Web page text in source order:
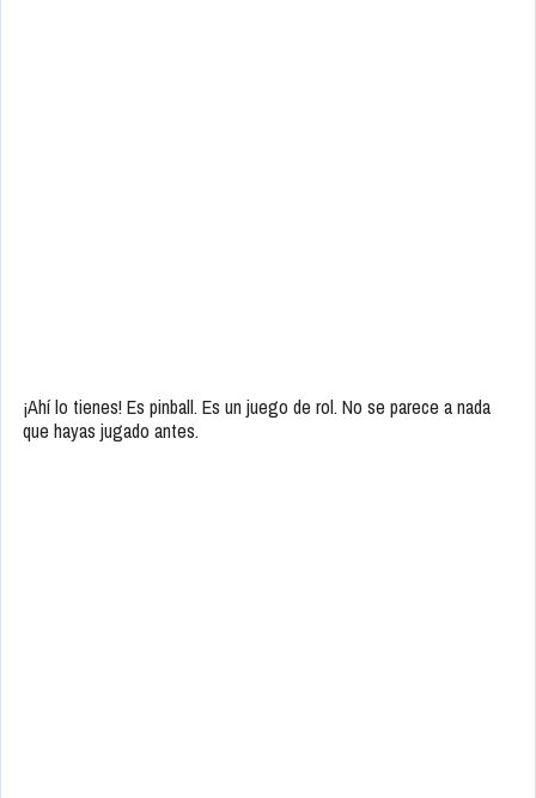
¡Ahí lo tienes! Es pinball. Es un juego de rol. No se parece a nada
que hayas jugado antes.